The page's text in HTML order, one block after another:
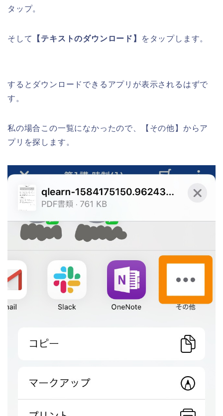
タップ。
そして 【テキストのダウンロード】 をタップします。
するとダウンロードできるアプリが表示されるはずで
す。
私の場合この一覧になかったので、【その他】からア
プリを探します。